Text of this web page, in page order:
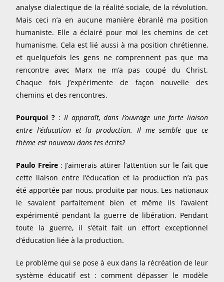
analyse dialectique de la réalité sociale, de la révolution.
Mais ceci n’a en aucune manière ébranlé ma position
humaniste. Elle a éclairé pour moi les chemins de cet
humanisme. Cela est lié aussi à ma position chrétienne,
et quelquefois les gens ne comprennent pas que ma
rencontre avec Marx ne m’a pas coupé du Christ.
Chaque fois j’expérimente de façon nouvelle des
chemins et des rencontres.
Pourquoi ? : Il apparaît, dans l’ouvrage une forte liaison
entre l’éducation et la production. Il me semble que ce
thème est nouveau dans tes écrits?
Paulo Freire : J’aimerais attirer l’attention sur le fait que
cette liaison entre l’éducation et la production n’a pas
été apportée par nous, produite par nous. Les nationaux
le savaient parfaitement bien et même ils l’avaient
expérimenté pendant la guerre de libération. Pendant
toute la guerre, il s’était fait un effort exceptionnel
d’éducation liée à la production.
Le problème qui se pose à eux dans la récréation de leur
système éducatif est : comment dépasser le modèle